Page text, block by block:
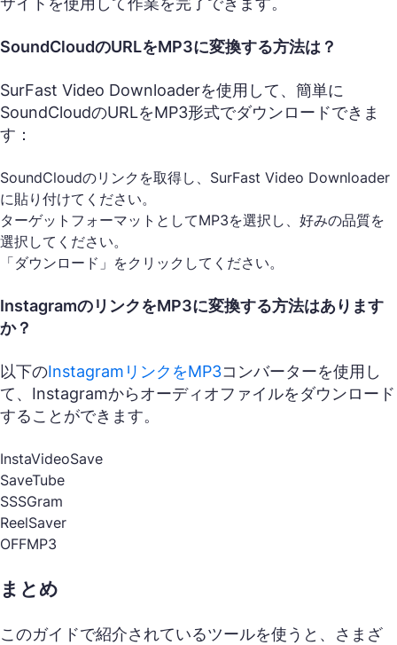
SoundCloudのURLをMP3に変換する方法は？
SurFast Video Downloaderを使用して、簡単に
SoundCloudのURLをMP3形式でダウンロードできま
す：
SoundCloudのリンクを取得し、SurFast Video Downloader
に貼り付けてください。
ターゲットフォーマットとしてMP3を選択し、好みの品質を
選択してください。
「ダウンロード」をクリックしてください。
InstagramのリンクをMP3に変換する方法はあります
か？
以下のInstagramリンクをMP3コンバーターを使用し
て、Instagramからオーディオファイルをダウンロード
することができます。
InstaVideoSave
SaveTube
SSSGram
ReelSaver
OFFMP3
まとめ
このガイドで紹介されているツールを使うと、さまざ